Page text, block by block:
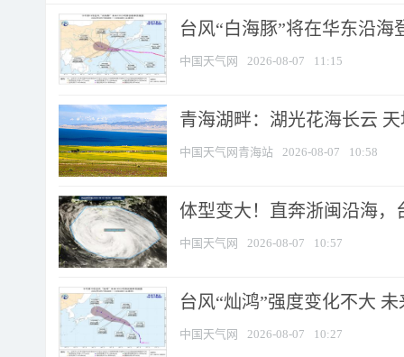
台风“白海豚”将在华东沿
中国天气网 2026-08-07 11:15
青海湖畔：湖光花海长云
中国天气网青海站 2026-08-07 10:58
体型变大！直奔浙闽沿海，
中国天气网 2026-08-07 10:57
台风“灿鸿”强度变化不大
中国天气网 2026-08-07 10:27